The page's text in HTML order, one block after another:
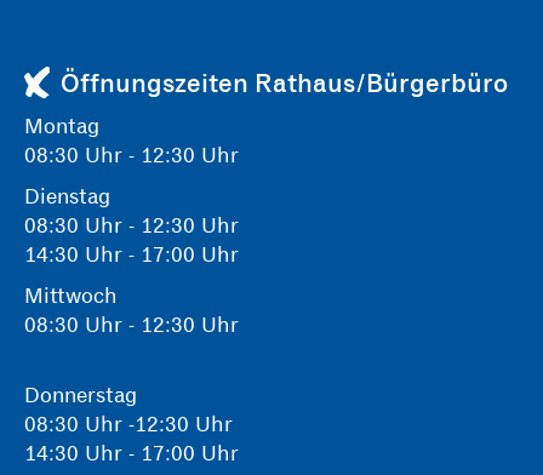
Öffnungszeiten Rathaus/Bürgerbüro
Montag
08:30 Uhr - 12:30 Uhr
Dienstag
08:30 Uhr - 12:30 Uhr
14:30 Uhr - 17:00 Uhr
Mittwoch
08:30 Uhr - 12:30 Uhr
Donnerstag
08:30 Uhr -12:30 Uhr
14:30 Uhr - 17:00 Uhr